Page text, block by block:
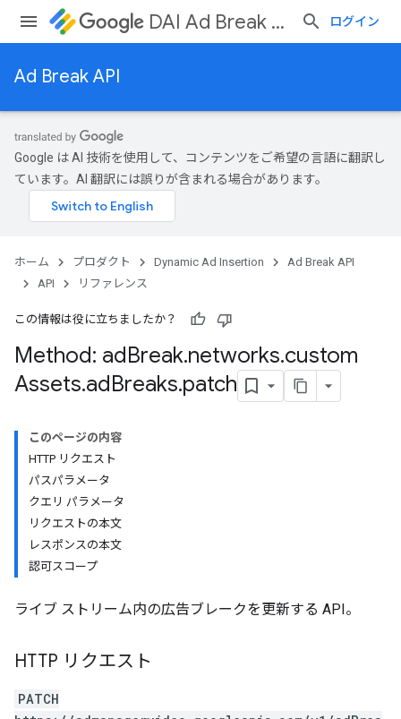
DAI Ad Break API ログイン
Ad Break API
Google は AI 技術を使用して、コンテンツをご希望の言語に翻訳し
ています。AI 翻訳には誤りが含まれる場合があります。
ホーム プロダクト Dynamic Ad Insertion
Ad Break API
API
リファレンス
この情報は役に立ちましたか？
Method: adBreak.networks.custom
Assets.adBreaks.patch
このページの内容
HTTP リクエスト
パスパラメータ
クエリ パラメータ
リクエストの本文
レスポンスの本文
認可スコープ
ライブ ストリーム内の広告ブレークを更新する API。
HTTP リクエスト
PATCH